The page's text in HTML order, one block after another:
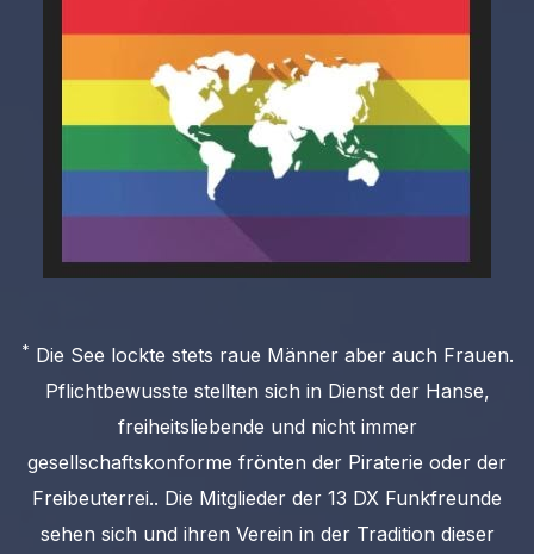
* Die See lockte stets raue Männer aber auch Frauen.
Pflichtbewusste stellten sich in Dienst der Hanse,
freiheitsliebende und nicht immer
gesellschaftskonforme frönten der Piraterie oder der
Freibeuterrei.. Die Mitglieder der 13 DX Funkfreunde
sehen sich und ihren Verein in der Tradition dieser